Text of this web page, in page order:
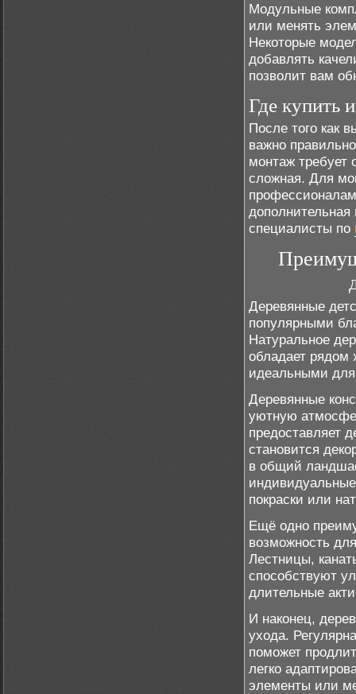
Модульные
или менять
Некоторые
добавлять
позволит вам
Где купить
После того как
важно
монтаж требует
сложная. Для
дополнительная
специалисты по
Деревянные
популярными
Натуральное
обладает рядом
идеальными для
Деревянные
уютную
предоставляет
становится
в общий
покраски или
Ещё одно
возможность
Лестницы,
способствуют
длительные
И наконец,
ухода.
поможет
легко
элементы или